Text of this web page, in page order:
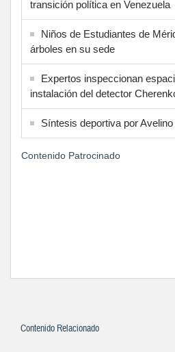
transición política en Venezuela
Niños de Estudiantes de
árboles en su sede
Expertos inspeccionan
instalación del detector
Síntesis deportiva por
Contenido Patrocinado
Contenido Relacionado